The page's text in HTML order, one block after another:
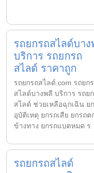
รถยกรถสไลด์บาง
บริการ รถยกรถ
สไลด์ ราคาถูก
รถยกรถสไลด์.com รถยก
สไลด์บางพลี บริการ รถย
สไลด์ ช่วยเหลือฉุกเฉิน ย
อุบัติเหตุ ยกรถเสีย ยกรถต
ข้างทาง ยกรถแบตหมด ร
รถยกรถสไลด์